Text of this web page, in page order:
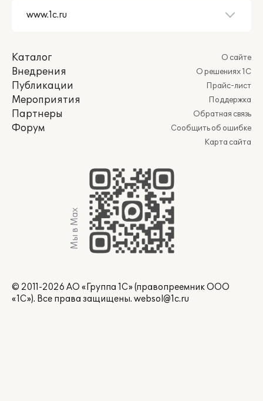
Каталог
Внедрения
Публикации
Мероприятия
Партнеры
Форум
О сайте
О решениях 1С
Прайс-лист
Поддержка
Обратная связь
Сообщить об ошибке
Карта сайта
Мы в Max
© 2011-2026 АО «Группа 1С» (правопреемник ООО
«1С»). Все права защищены. websol@1c.ru